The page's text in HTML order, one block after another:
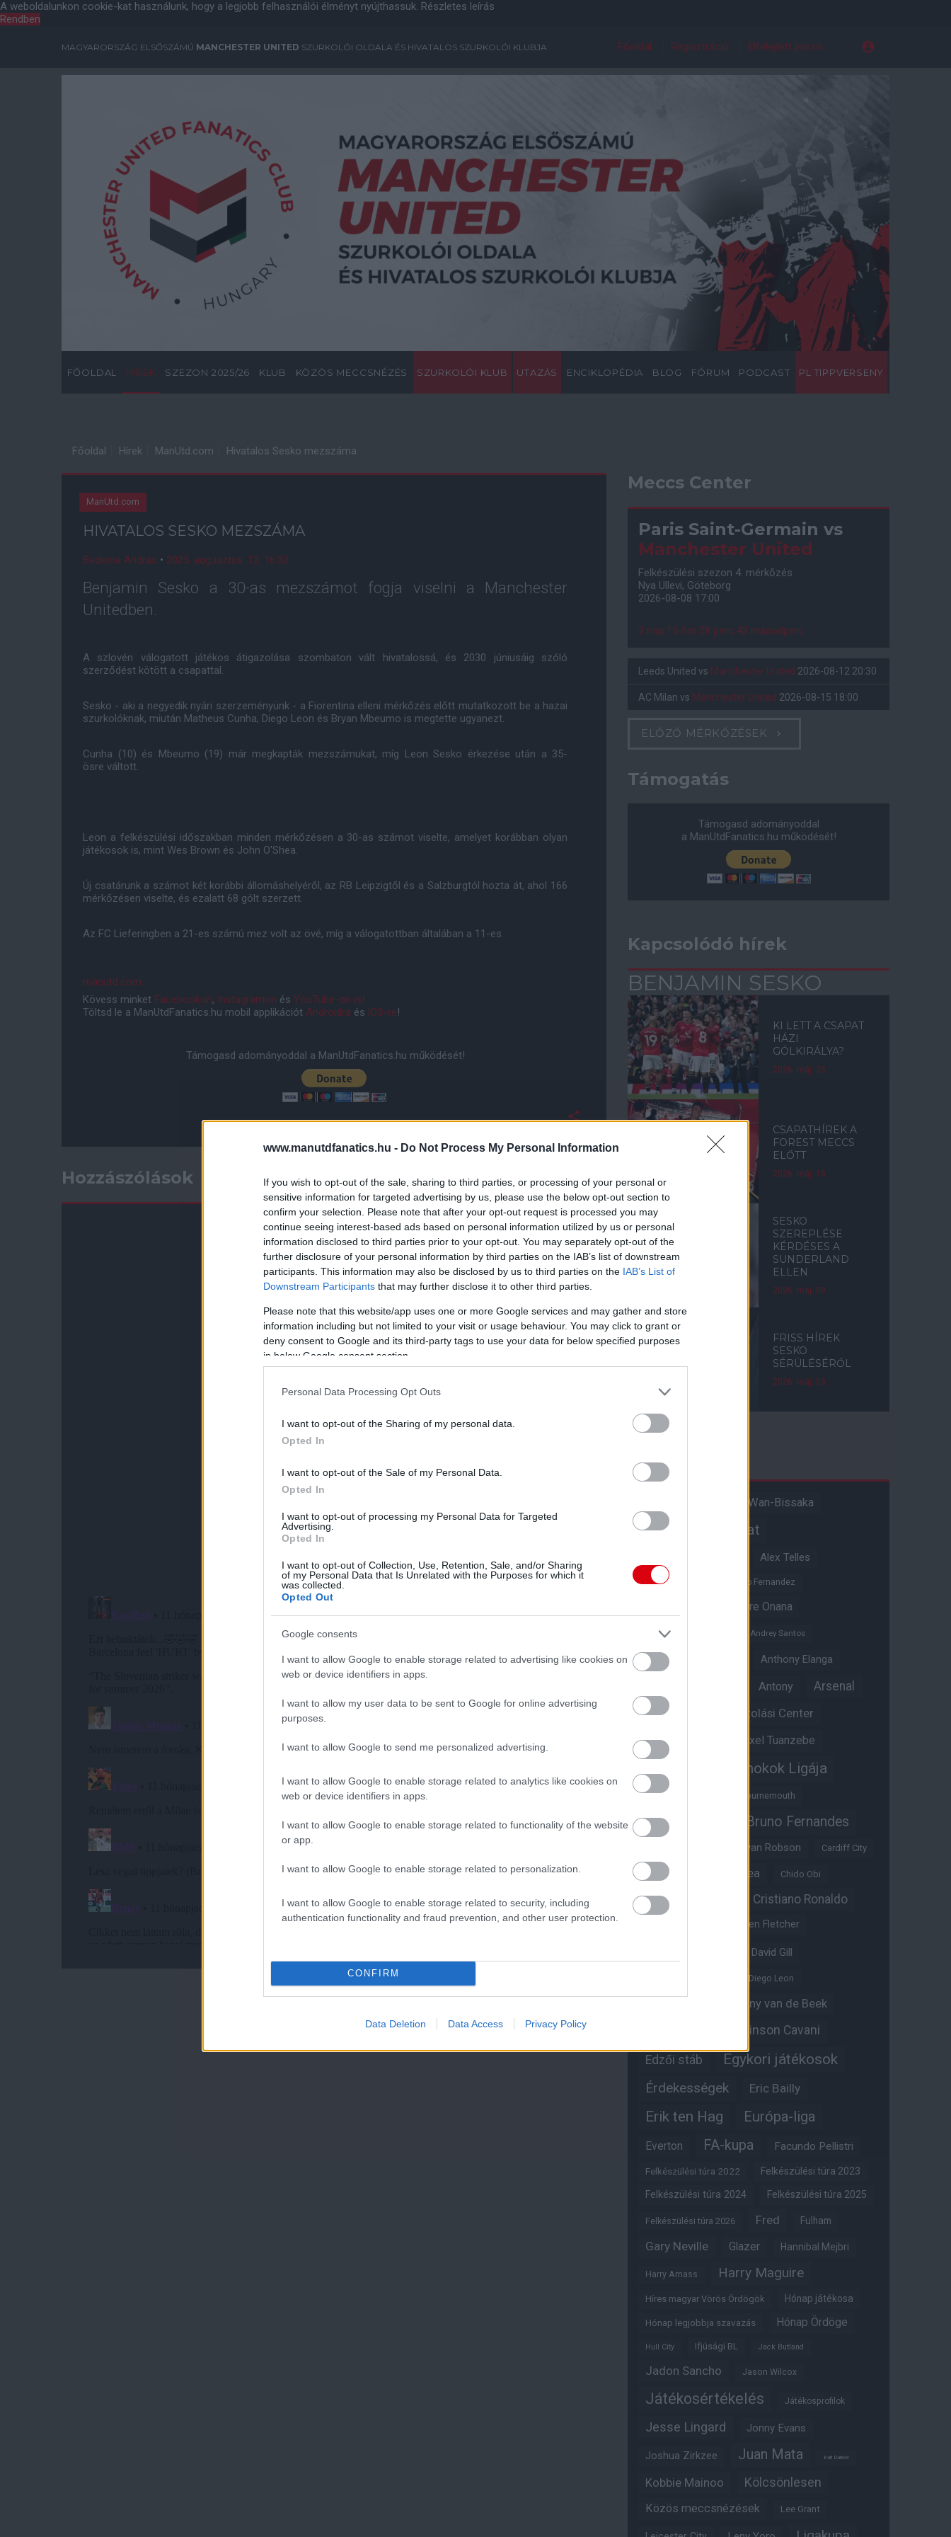
www.manutdfanatics.hu - Do Not Process My Personal Information
If you wish to opt-out of the sale, sharing to third parties, or processing of your personal or
sensitive information for targeted advertising by us, please use the below opt-out section to
confirm your selection. Please note that after your opt-out request is processed you may
continue seeing interest-based ads based on personal information utilized by us or personal
information disclosed to third parties prior to your opt-out. You may separately opt-out of the
further disclosure of your personal information by third parties on the IAB’s list of downstream
participants. This information may also be disclosed by us to third parties on the IAB’s List of
Downstream Participants that may further disclose it to other third parties.
Please note that this website/app uses one or more Google services and may gather and store
information including but not limited to your visit or usage behaviour. You may click to grant or
deny consent to Google and its third-party tags to use your data for below specified purposes
in below Google consent section.
Personal Data Processing Opt Outs
I want to opt-out of the Sharing of my personal data.
Opted In
I want to opt-out of the Sale of my Personal Data.
Opted In
I want to opt-out of processing my Personal Data for Targeted
Advertising.
Opted In
I want to opt-out of Collection, Use, Retention, Sale, and/or Sharing
of my Personal Data that Is Unrelated with the Purposes for which it
was collected.
Opted Out
Google consents
I want to allow Google to enable storage related to advertising like cookies on
web or device identifiers in apps.
I want to allow my user data to be sent to Google for online advertising
purposes.
I want to allow Google to send me personalized advertising.
I want to allow Google to enable storage related to analytics like cookies on
web or device identifiers in apps.
I want to allow Google to enable storage related to functionality of the website
or app.
I want to allow Google to enable storage related to personalization.
I want to allow Google to enable storage related to security, including
authentication functionality and fraud prevention, and other user protection.
CONFIRM
Data Deletion Data Access Privacy Policy
A weboldalunkon cookie-kat használunk, hogy a legjobb felhasználói élményt nyújthassuk. Részletes leírás
Rendben
MAGYARORSZÁG ELSŐSZÁMÚ MANCHESTER UNITED SZURKOLÓI OLDALA ÉS HIVATALOS SZURKOLÓI KLUBJA Főoldal Regisztráció Elfelejtett jelszó
FŐOLDAL HÍREK SZEZON 2025/26 KLUB KÖZÖS MECCSNÉZÉS SZURKOLÓI KLUB UTAZÁS ENCIKLOPÉDIA BLOG FÓRUM PODCAST PL TIPPVERSENY
Főoldal Hírek ManUtd.com Hivatalos Sesko mezszáma
ManUtd.com
HIVATALOS SESKO MEZSZÁMA
Bederna András • 2025. augusztus. 12. 16:30
Benjamin Sesko a 30-as mezszámot fogja viselni a Manchester
Unitedben.
A szlovén válogatott játékos átigazolása szombaton vált hivatalossá, és 2030 júniusáig szóló
szerződést kötött a csapattal.
Sesko - aki a negyedik nyári szerzeményünk - a Fiorentina elleni mérkőzés előtt mutatkozott be a hazai
szurkolóknak, miután Matheus Cunha, Diego Leon és Bryan Mbeumo is megtette ugyanezt.
Cunha (10) és Mbeumo (19) már megkapták mezszámukat, míg Leon Sesko érkezése után a 35-
ösre váltott.
Leon a felkészülési időszakban minden mérkőzésen a 30-as számot viselte, amelyet korábban olyan
játékosok is, mint Wes Brown és John O'Shea.
Új csatárunk a számot két korábbi állomáshelyéről, az RB Leipzigtől és a Salzburgtól hozta át, ahol 166
mérkőzésen viselte, és ezalatt 68 gólt szerzett.
Az FC Lieferingben a 21-es számú mez volt az övé, míg a válogatottban általában a 11-es.
manutd.com
Kövess minket Facebookon, Instagramon és YouTube-on is!
Töltsd le a ManUtdFanatics.hu mobil applikációt Androidra és iOS-re!
Támogasd adományoddal a ManUtdFanatics.hu működését!
Hozzászólások
Meccs Center
Paris Saint-Germain vs
Manchester United
Felkészülési szezon 4. mérkőzés
Nya Ullevi, Göteborg
2026-08-08 17:00
2 nap 15 óra 28 perc 43 másodperc
Leeds United vs Manchester United 2026-08-12 20:30
AC Milan vs Manchester United 2026-08-15 18:00
ELŐZŐ MÉRKŐZÉSEK
Támogatás
Támogasd adományoddal
a ManUtdFanatics.hu működését!
Kapcsolódó hírek
BENJAMIN SESKO
KI LETT A CSAPAT
HÁZI
GÓLKIRÁLYA?
2026. máj. 25.
CSAPATHÍREK A
FOREST MECCS
ELŐTT
2026. máj. 15.
SESKO
SZEREPLÉSE
KÉRDÉSES A
SUNDERLAND
ELLEN
2026. máj. 09.
FRISS HÍREK
SESKO
SÉRÜLÉSÉRŐL
2026. máj. 03.
Aaron Wan-Bissaka
Akadémiai csapat
Alex Telles
Altay Bayindir Alvaro Fernandez
Andre Onana
Andreas Pereira
Andrey Santos
Angol válogatott Anthony Elanga
Antony Arsenal
Aston Villa Átigazolási Center
Átigazolások Axel Tuanzebe
Bajnokok Ligája
Benjamin Sesko Bournemouth
Brandon Williams Bruno Fernandes
Bryan Robson Cardiff City
Casemiro Chelsea Chido Obi
Christian Eriksen Cristiano Ronaldo
Darren Fletcher
David Gill
Diego Leon
Donny van de Beek
Edinson Cavani
Edzői stáb Egykori játékosok
Érdekességek Eric Bailly
Erik ten Hag Európa-liga
Everton FA-kupa Facundo Pellistri
Felkészülési túra 2022 Felkészülési túra 2023
Felkészülési túra 2024 Felkészülési túra 2025
Felkészülési túra 2026 Fred Fulham
Gary Neville Glazer Hannibal Mejbri
Harry Amass Harry Maguire
Híres magyar Vörös Ördögök Hónap játékosa
Hónap legjobbja szavazás Hónap Ördöge
Hull City Ifjúsági BL Jack Butland
Jadon Sancho Jason Wilcox
Játékosértékelés Játékosprofilok
Jesse Lingard Jonny Evans
Joshua Zirkzee Juan Mata Karl Darlow
Kobbie Mainoo Kölcsönlesen
Közös meccsnézések Lee Grant